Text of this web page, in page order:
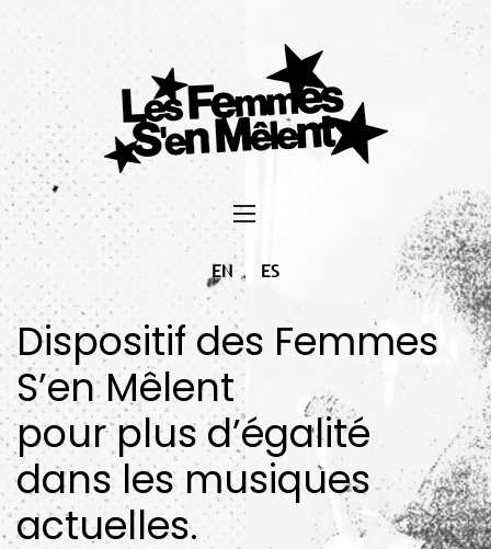
EN ES
Dispositif des Femmes
S’en Mêlent
pour plus d’égalité
dans les musiques
actuelles.